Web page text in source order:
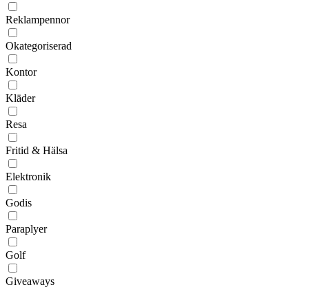
Reklampennor
Okategoriserad
Kontor
Kläder
Resa
Fritid & Hälsa
Elektronik
Godis
Paraplyer
Golf
Giveaways